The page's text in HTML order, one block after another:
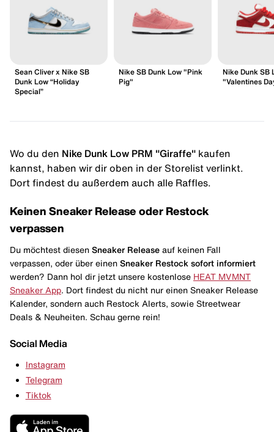
Sean Cliver x Nike SB
Dunk Low “Holiday
Special”
Nike SB Dunk Low "Pink
Pig"
Nike Dunk SB
"Valentines
Wo du den Nike Dunk Low PRM "Giraffe" kaufen
kannst, haben wir dir oben in der Storelist verlinkt.
Dort findest du außerdem auch alle Raffles.
Keinen Sneaker Release oder Restock
verpassen
Du möchtest diesen Sneaker Release auf keinen Fall
verpassen, oder über einen Sneaker Restock sofort informiert
werden? Dann hol dir jetzt unsere kostenlose HEAT MVMNT
Sneaker App . Dort findest du nicht nur einen Sneaker Release
Kalender, sondern auch Restock Alerts, sowie Streetwear
Deals & Neuheiten. Schau gerne rein!
Social Media
Instagram
Telegram
Tiktok